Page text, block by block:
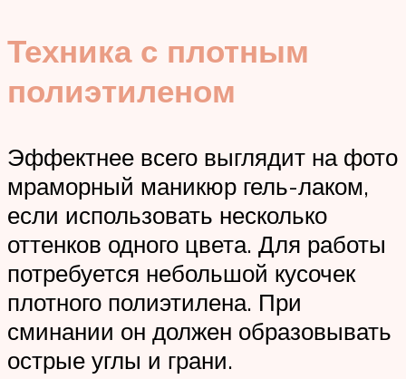
Техника с плотным
полиэтиленом
Эффектнее всего выглядит на фото
мраморный маникюр гель-лаком,
если использовать несколько
оттенков одного цвета. Для работы
потребуется небольшой кусочек
плотного полиэтилена. При
сминании он должен образовывать
острые углы и грани.